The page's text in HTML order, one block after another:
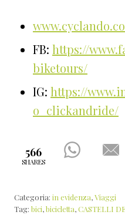
FB: https://
biketours/
IG: https://
o_clickandride/
566
SHARES
Categoria: in evidenza,Viaggi
Tag: bici,bicicletta,CASTELLI